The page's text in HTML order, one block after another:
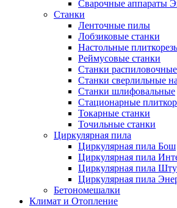
Сварочные аппараты
Станки
Ленточные пилы
Лобзиковые станки
Настольные
Реймусовые станки
Станки
Станки сверлильные
Станки шлифовальные
Стационарные
Токарные станки
Точильные станки
Циркулярная пила
Циркулярная пила Бош
Циркулярная пила
Циркулярная пила
Циркулярная пила
Бетономешалки
Климат и Отопление